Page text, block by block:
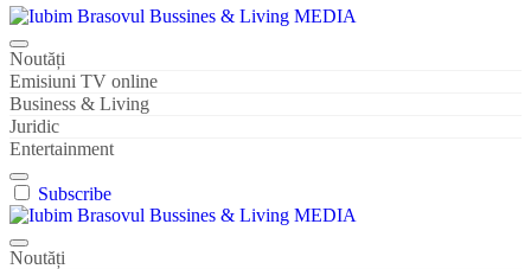
Iubim Brasovul Bussines & Living MEDIA
Din pasiune și dragoste pentru Brașoveni
Noutăți
Emisiuni TV online
Business & Living
Juridic
Entertainment
Subscribe
Iubim Brasovul Bussines & Living MEDIA
Din pasiune și dragoste pentru Brașoveni
Noutăți